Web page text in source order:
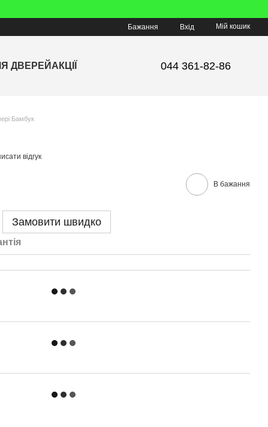
Бажання Вхід Мій кошик
ДВЕРЕЙ АКЦІЇ 044 361-82-86
Бамбук
відгук
В бажання
Замовити швидко